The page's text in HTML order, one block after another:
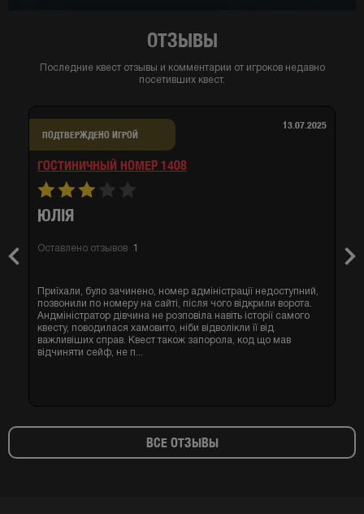
ОТЗЫВЫ
Последние квест отзывы и комментарии от игроков недавно
посетивших квест.
Previous
ГОСТИНИЧНЫЙ НОМЕР 1408
ЮЛІЯ
Оставлено отзывов 1
13.07.2025
Приїхали, було зачинено, номер адміністрації недоступний,
позвонили по номеру на сайті, після чого відкрили ворота.
Андміністратор дівчина не розповіла навіть історії самого
квесту, поводилася хамовито, ніби відволікли її від
важливіших справ. Квест також запорола, код що мав
відчиняти сейф, не п...
ПОДТВЕРЖДЕНО ИГРОЙ
ВСЕ ОТЗЫВЫ